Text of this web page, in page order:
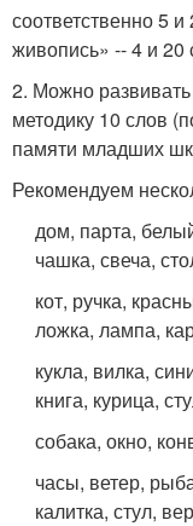
соответственно 5
живопись» -- 4 и 20
2. Можно
методику 10 слов
памяти младших
Рекомендуем
дом, парта,
чашка, свеча,
кот, ручка,
ложка, лампа,
кукла, вилка,
книга, курица,
собака, окно,
часы, ветер,
калитка, стул,